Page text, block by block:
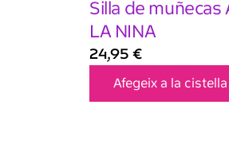
Silla de
LA NINA
24,95 €
Afegeix a la cistella